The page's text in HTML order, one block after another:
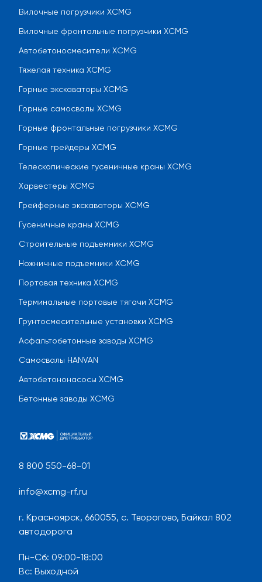
8 800 550-68-01
info@xcmg-rf.ru
г. Красноярск, 660055, с. Творогово, Байкал 802
автодорога
Пн-Сб: 09:00-18:00
Вс: Выходной
Вилочные погрузчики XCMG
Вилочные фронтальные погрузчики XCMG
Автобетоносмесители XCMG
Тяжелая техника XCMG
Горные экскаваторы XCMG
Горные самосвалы XCMG
Горные фронтальные погрузчики XCMG
Горные грейдеры XCMG
Телескопические гусеничные краны XCMG
Харвестеры XCMG
Грейферные экскаваторы XCMG
Гусеничные краны XCMG
Строительные подъемники XCMG
Ножничные подъемники XCMG
Портовая техника XCMG
Терминальные портовые тягачи XCMG
Грунтосмесительные установки XCMG
Асфальтобетонные заводы XCMG
Самосвалы HANVAN
Автобетононасосы XCMG
Бетонные заводы XCMG